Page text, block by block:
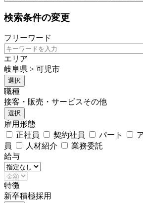
検索条件の変更
フリーワード
エリア
岐阜県 > 可児市
選択
職種
接客・販売・サービスその他
選択
雇用形態
正社員
契約社員 パート
員
人材紹介
業務委託
給与
特徴
新卒積極採用